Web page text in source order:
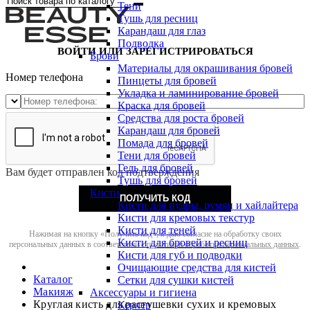
Тени
Тушь для ресниц
Карандаш для глаз
Подводка
Брови
Материалы для окрашивания бровей
Пинцеты для бровей
Укладка и ламинирование бровей
Краска для бровей
Средства для роста бровей
Карандаш для бровей
Помада для бровей
Тени для бровей
Гель для бровей
Тушь для бровей
Кисти
Кисти для пудры, румян и хайлайтера
Кисти для кремовых текстур
Кисти для теней
Кисти для бровей и ресниц
Кисти для губ и подводки
Очищающие средства для кистей
Сетки для сушки кистей
Аксессуары и гигиена
Керлер
ВОЙТИ ИЛИ ЗАРЕГИСТРИРОВАТЬСЯ
Номер телефона
Вам будет отправлен код подтверждения
ПОЛУЧИТЬ КОД
Нажимая на кнопку «Получить код», я даю согласие на обработку своих
персональных данных в соответствии сполитикой обработки персональных данных.
Каталог
Макияж
Круглая кисть для растушевки сухих и кремовых